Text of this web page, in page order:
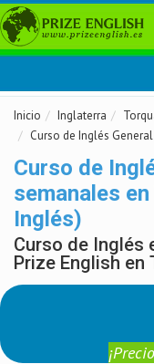
Inicio Inglaterra
Curso de Inglés
Curso de
semanales
Inglés)
Curso de Inglés
Prize English en